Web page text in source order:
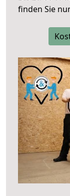
finden Sie